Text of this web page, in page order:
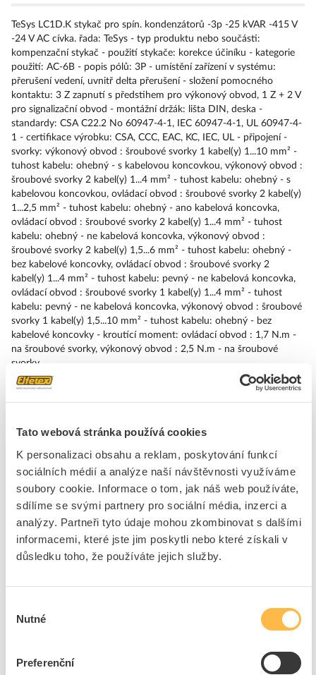
Tato webová stránka používá cookies
K personalizaci obsahu a reklam, poskytování funkcí
sociálních médií a analýze naší návštěvnosti využíváme
soubory cookie. Informace o tom, jak náš web používáte,
sdílíme se svými partnery pro sociální média, inzerci a
analýzy. Partneři tyto údaje mohou zkombinovat s dalšími
informacemi, které jste jim poskytli nebo které získali v
důsledku toho, že používáte jejich služby.
souhlasu
Nutné
Preferenční
TeSys LC1D.K stykač pro spín. kondenzátorů -3p -25 kVAR -415 V
-24 V AC cívka. řada: TeSys - typ produktu nebo součásti:
kompenzační stykač - použití stykače: korekce účiníku - kategorie
použití: AC-6B - popis pólů: 3P - umístění zařízení v systému:
přerušení vedení, uvnitř delta přerušení - složení pomocného
kontaktu: 3 Z zapnutí s předstihem pro výkonový obvod, 1 Z + 2 V
pro signalizační obvod - montážní držák: lišta DIN, deska -
standardy: CSA C22.2 No 60947-4-1, IEC 60947-4-1, UL 60947-4-
1 - certifikace výrobku: CSA, CCC, EAC, KC, IEC, UL - připojení -
svorky: výkonový obvod : šroubové svorky 1 kabel(y) 1...10 mm² -
tuhost kabelu: ohebný - s kabelovou koncovkou, výkonový obvod :
šroubové svorky 2 kabel(y) 1...4 mm² - tuhost kabelu: ohebný - s
kabelovou koncovkou, ovládací obvod : šroubové svorky 2 kabel(y)
1...2,5 mm² - tuhost kabelu: ohebný - ano kabelová koncovka,
ovládací obvod : šroubové svorky 2 kabel(y) 1...4 mm² - tuhost
kabelu: ohebný - ne kabelová koncovka, výkonový obvod :
šroubové svorky 2 kabel(y) 1,5...6 mm² - tuhost kabelu: ohebný -
bez kabelové koncovky, ovládací obvod : šroubové svorky 2
kabel(y) 1...4 mm² - tuhost kabelu: pevný - ne kabelová koncovka,
ovládací obvod : šroubové svorky 1 kabel(y) 1...4 mm² - tuhost
kabelu: pevný - ne kabelová koncovka, výkonový obvod : šroubové
svorky 1 kabel(y) 1,5...10 mm² - tuhost kabelu: ohebný - bez
kabelové koncovky - kroutící moment: ovládací obvod : 1,7 N.m -
na šroubové svorky, výkonový obvod : 2,5 N.m - na šroubové
svorky.
Stykače pro kompenzaci
Jmen. napájecí napětí AC
50Hz
24 - 24 V
Jmen. napájecí napětí AC
60Hz
24 - 24 V
Typ napětí pro ovládání
AC
Počet pomocných
spín.kontaktů
1
Typ připojení hlavního
spín.kontaktů